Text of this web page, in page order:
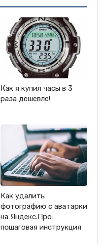
Как я купил часы в 3
раза дешевле!
Как удалить
фотографию с аватарки
на Яндекс.Про:
пошаговая инструкция